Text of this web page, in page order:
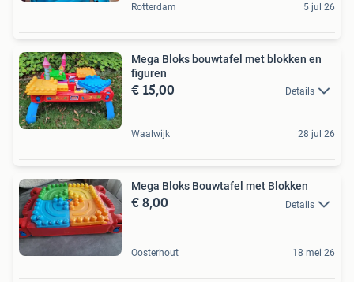
Rotterdam 5 jul 26
Mega Bloks bouwtafel met blokken en
figuren
€ 15,00 Details
Waalwijk 28 jul 26
Mega Bloks Bouwtafel met Blokken
€ 8,00 Details
Oosterhout 18 mei 26